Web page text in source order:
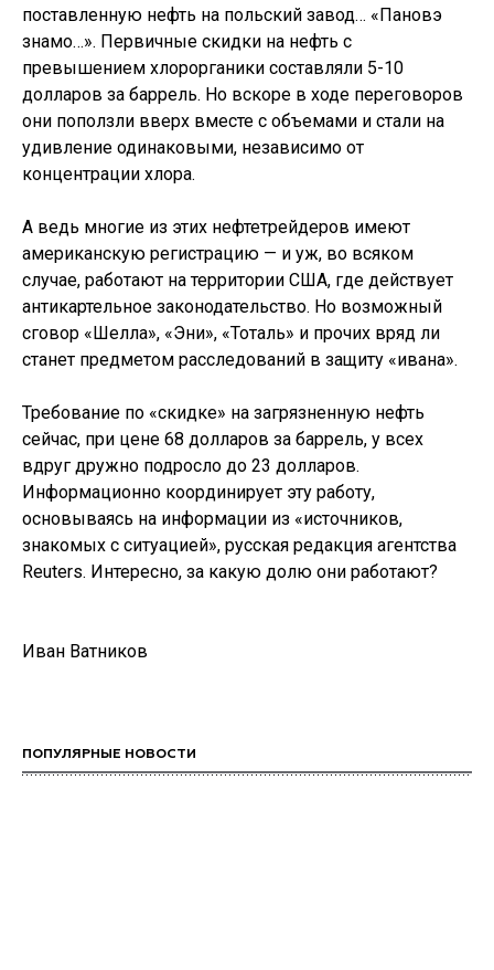
поставленную нефть на польский завод… «Пановэ
знамо…». Первичные скидки на нефть с
превышением хлорорганики составляли 5-10
долларов за баррель. Но вскоре в ходе переговоров
они поползли вверх вместе с объемами и стали на
удивление одинаковыми, независимо от
концентрации хлора.
А ведь многие из этих нефтетрейдеров имеют
американскую регистрацию — и уж, во всяком
случае, работают на территории США, где действует
антикартельное законодательство. Но возможный
сговор «Шелла», «Эни», «Тоталь» и прочих вряд ли
станет предметом расследований в защиту «ивана».
Требование по «скидке» на загрязненную нефть
сейчас, при цене 68 долларов за баррель, у всех
вдруг дружно подросло до 23 долларов.
Информационно координирует эту работу,
основываясь на информации из «источников,
знакомых с ситуацией», русская редакция агентства
Reuters. Интересно, за какую долю они работают?
Иван Ватников
ПОПУЛЯРНЫЕ НОВОСТИ